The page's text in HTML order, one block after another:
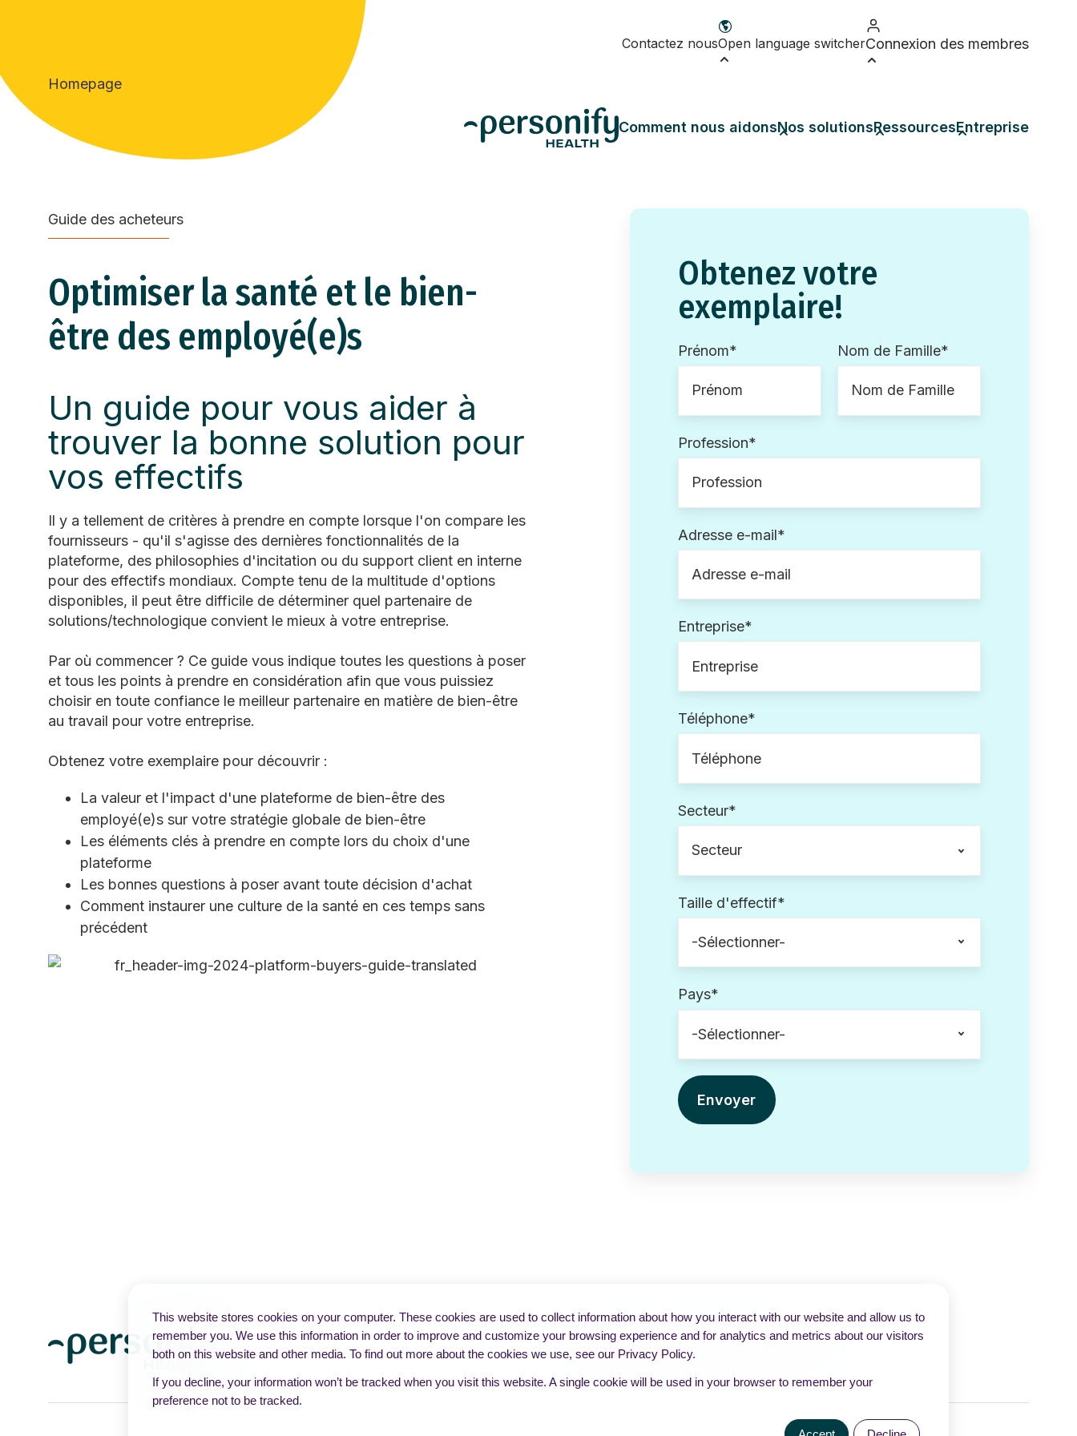
This website stores cookies on your computer. These cookies are used to collect information about how you interact with our website and allow us to
remember you. We use this information in order to improve and customize your browsing experience and for analytics and metrics about our visitors
both on this website and other media. To find out more about the cookies we use, see our Privacy Policy.
If you decline, your information won’t be tracked when you visit this website. A single cookie will be used in your browser to remember your
preference not to be tracked.
Contactez nousOpen language switcherConnexion des membres
Homepage
Comment nous aidonsNos solutionsRessourcesEntreprise
Guide des acheteurs
Optimiser la santé et le bien-
être des employé(e)s
Un guide pour vous aider à
trouver la bonne solution pour
vos effectifs
Il y a tellement de critères à prendre en compte lorsque l'on compare les
fournisseurs - qu'il s'agisse des dernières fonctionnalités de la
plateforme, des philosophies d'incitation ou du support client en interne
pour des effectifs mondiaux. Compte tenu de la multitude d'options
disponibles, il peut être difficile de déterminer quel partenaire de
solutions/technologique convient le mieux à votre entreprise.
Par où commencer ? Ce guide vous indique toutes les questions à poser
et tous les points à prendre en considération afin que vous puissiez
choisir en toute confiance le meilleur partenaire en matière de bien-être
au travail pour votre entreprise.
Obtenez votre exemplaire pour découvrir :
La valeur et l'impact d'une plateforme de bien-être des
employé(e)s sur votre stratégie globale de bien-être
Les éléments clés à prendre en compte lors du choix d'une
plateforme
Les bonnes questions à poser avant toute décision d'achat
Comment instaurer une culture de la santé en ces temps sans
précédent
Obtenez votre
exemplaire!
Prénom* Nom de Famille*
Profession*
Adresse e-mail*
Entreprise*
Téléphone*
Secteur*
Taille d'effectif*
Pays*